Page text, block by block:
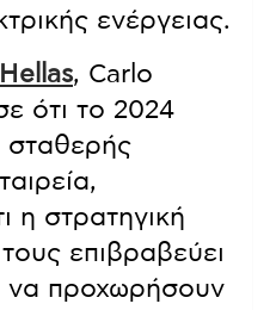
ενέργειας.
, Carlo
ότι το 2024
σταθερής
η στρατηγική
επιβραβεύει
να προχωρήσουν